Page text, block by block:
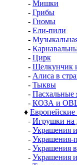
- Мишки
- Грибы
- Гномы
- Ели-пили
-
-
- Цирк
- Щелкунчик
- Алиса в
- Тыквы
- Пасхальные
- КОЗА и
♦
- Игрушки на
- Украшения
- Украшения-
- Украшения
- Украшения